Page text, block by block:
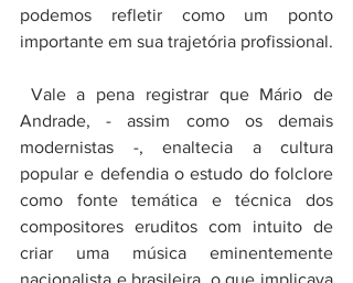
podemos refletir como um ponto
importante em sua trajetória profissional.
Andrade, - assim como os demais
modernistas -, enaltecia a cultura
popular e defendia o estudo do folclore
como fonte temática e técnica dos
compositores eruditos com intuito de
criar uma música eminentemente